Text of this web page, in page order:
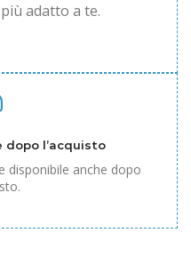
adatto a te.
dopo l’acquisto
disponibile anche dopo